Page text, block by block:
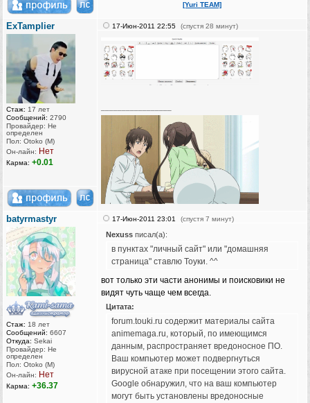
[Yuri TEAM]
ExTamplier
Стаж: 17 лет
Сообщений: 2790
Провайдер: Не
определен
Пол: Otoko (M)
Он-лайн: Нет
Карма: +0.01
17-Июн-2011 22:55 (спустя 28 минут)
batyrmastyr
Стаж: 18 лет
Сообщений: 6607
Откуда: Sekai
Провайдер: Не
определен
Пол: Otoko (M)
Он-лайн: Нет
Карма: +36.37
17-Июн-2011 23:01 (спустя 7 минут)
Nexuss писал(а):
в пунктах "личный сайт" или "домашняя
страница" ставлю Тоуки. ^^
вот только эти части анонимы и поисковики не
видят чуть чаще чем всегда.
Цитата:
forum.touki.ru содержит материалы сайта
animemaga.ru, который, по имеющимся
данным, распространяет вредоносное ПО.
Ваш компьютер может подвергнуться
вирусной атаке при посещении этого сайта.
Google обнаружил, что на ваш компьютер
могут быть установлены вредоносные